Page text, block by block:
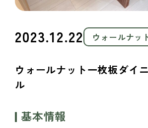
2023.12.22 ウォールナッ
ウォールナット一枚板ダイ
ル
基本情報